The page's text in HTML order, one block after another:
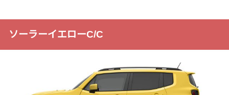
ソーラーイエローC/C